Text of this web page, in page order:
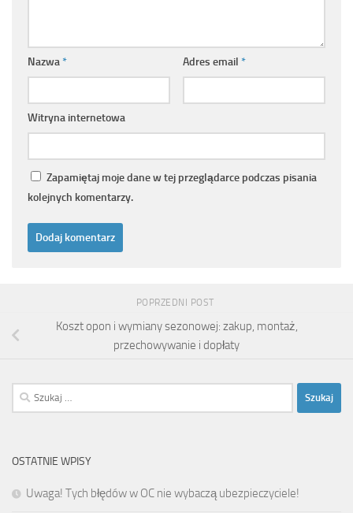
Nazwa* Adres email *
Witryna internetowa
Zapamiętaj moje dane w tej przeglądarce podczas pisania
kolejnych komentarzy.
POPRZEDNI POST
Koszt opon i wymiany sezonowej: zakup, montaż,
przechowywanie i dopłaty
Szukaj:
OSTATNIE WPISY
Uwaga! Tych błędów w OC nie wybaczą ubezpieczyciele!